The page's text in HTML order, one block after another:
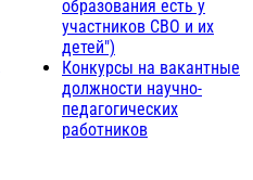
образования есть у
участников СВО и их
детей")
Конкурсы на вакантные
должности научно-
педагогических
работников